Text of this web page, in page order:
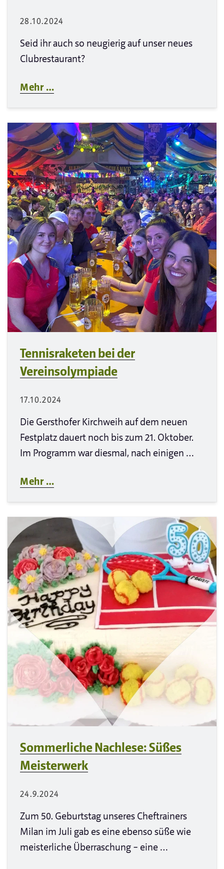
28.10.2024
Seid ihr auch so neugierig auf unser neues
Clubrestaurant?
Mehr …
Tennisraketen bei der
Vereinsolympiade
17.10.2024
Die Gersthofer Kirchweih auf dem neuen
Festplatz dauert noch bis zum 21. Oktober.
Im Programm war diesmal, nach einigen …
Mehr …
Sommerliche Nachlese: Süßes
Meisterwerk
24.9.2024
Zum 50. Geburtstag unseres Cheftrainers
Milan im Juli gab es eine ebenso süße wie
meisterliche Überraschung – eine …